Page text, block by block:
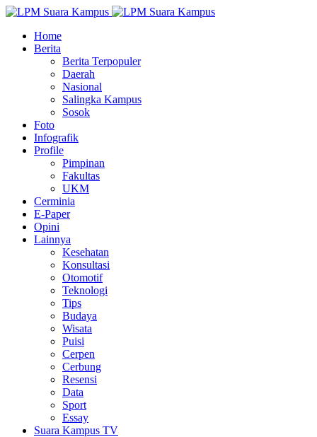
Home
Berita
Berita Terpopuler
Daerah
Nasional
Salingka Kampus
Sosok
Foto
Infografik
Profile
Pimpinan
Fakultas
UKM
Cerminia
E-Paper
Opini
Lainnya
Kesehatan
Konsultasi
Otomotif
Teknologi
Tips
Budaya
Wisata
Puisi
Cerpen
Cerbung
Resensi
Data
Sport
Essay
Suara Kampus TV